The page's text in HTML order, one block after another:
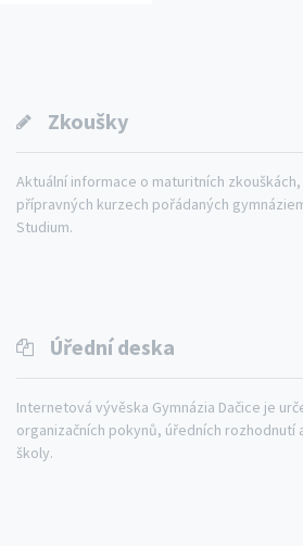
Zkoušky
Aktuální informace o maturitních
přípravných kurzech pořádaných
Studium.
Úřední deska
Internetová vývěska Gymnázia Dačice je
organizačních pokynů, úředních rozhodnutí
školy.